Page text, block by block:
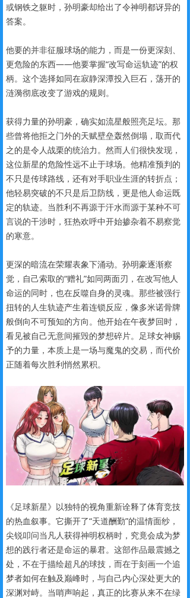
或钢铁之躯时，孙明豪却给出了令神明都讶异的
答案。
他要的并非征服球场的能力，而是一份更深刻、
更危险的东西——他要掌握“改写命运轨迹”的权
柄。这个选择如同在寂静深潭投入巨石，荡开的
涟漪彻底改变了游戏的规则。
获得力量的孙明豪，确实如流星般照亮足坛。那
些曾将他拒之门外的天赋壁垒轰然倒塌，取而代
之的是令人战栗的统治力。然而人们很快发现，
这位新星的危险性远不止于球场。他精准预判的
不只是传球路线，还有对手职业生涯的转折点；
他轻易突破的不只是后卫防线，更是他人命运既
定的轨迹。当胜利不再源于汗水而源于某种不可
言说的干涉时，狂热欢呼中开始掺杂着不易察觉
的寒意。
更深的暗流在荣耀表象下涌动。孙明豪逐渐察
觉，自己索取的“赠礼”如同两面刃，在改写他人
命运的同时，也在反噬自身的灵魂。那些被强行
扭转的人生轨迹产生着连锁反应，像多米诺骨牌
般倒向不可预知的方向。他开始在午夜梦回时，
看见被自己无意间摧毁的梦想碎片。足球女神赐
予的力量，本质上是一场与魔鬼的交易，而代价
正随着每次胜利悄然累积。
《足球新星》以独特的视角重新诠释了体育竞技
的热血叙事。它撕开了“天道酬勤”的温情面纱，
尖锐叩问当凡人获得神明权柄时，究竟会成为梦
想的践行者还是命运的暴君。这部作品最震撼之
处，不在于描绘超凡的球技，而在于刻画一个追
梦者如何在触及巅峰时，与自己内心深处更大的
深渊对峙。当哨声响起，真正的比赛从来不在绿